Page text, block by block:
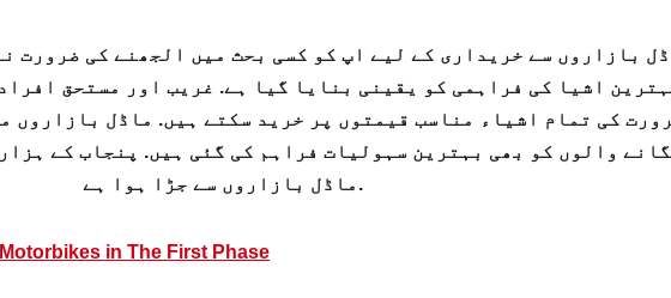
بازاروں سے خریداری کے لیے اپ کو کسی بحث میں الجھنے کی ضرورت
اشیا کی فراہمی کو یقینی بنایا گیا ہے. غریب اور مستحق
کی تمام اشیاء مناسب قیمتوں پر خرید سکتے ہیں. ماڈل بازاروں
والوں کو بھی بہترین سہولیات فراہم کی گئی ہیں. پنجاب کے
ماڈل بازاروں سے جڑا ہوا ہے.
in The First Phase